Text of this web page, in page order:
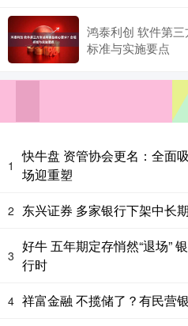
鸿泰利创 软件第
标准与实施要点
1
快牛盘 资管协会更名：全面
场迎重塑
2 东兴证券 多家银行下架中长
3
好牛 五年期定存悄然“退场”
行时
4 祥富金融 不揽储了？有民营